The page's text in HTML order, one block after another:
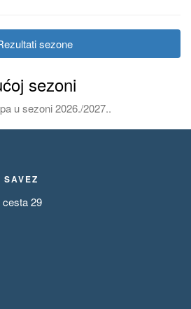
sezone
sezoni
u sezoni 2026./2027..
29